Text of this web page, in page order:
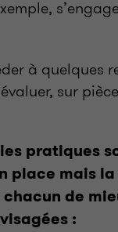
à quelques
sur
pratiques
place mais
de
: